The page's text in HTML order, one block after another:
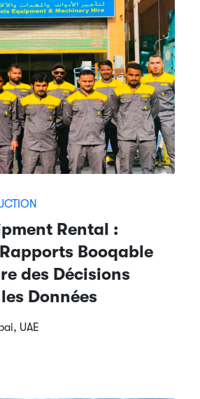
Rental :
Booqable
des Décisions
Données
UAE